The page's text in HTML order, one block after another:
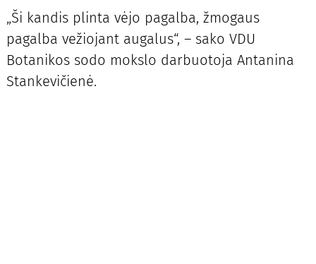
„Ši kandis plinta vėjo pagalba, žmogaus
pagalba vežiojant augalus“, – sako VDU
Botanikos sodo mokslo darbuotoja Antanina
Stankevičienė.